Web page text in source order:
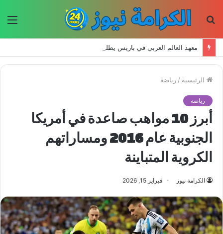
الرئيسية / رياضة
رياضة
أبرز 10 مواهب صاعدة في أمريكا
الجنوبية عام 2016 ومساراتهم
الكروية المتباينة
الكرامة نيوز فبراير 15, 2026